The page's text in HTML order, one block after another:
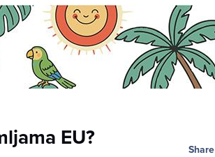
EU?
Share